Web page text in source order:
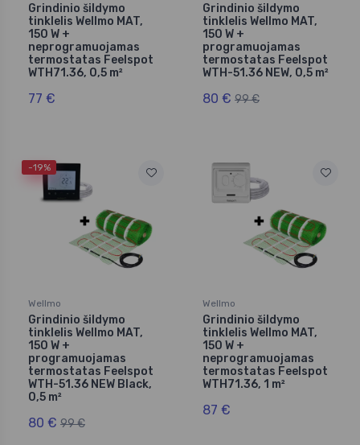
Grindinio šildymo
tinklelis Wellmo MAT,
150 W +
neprogramuojamas
termostatas Feelspot
WTH71.36, 0,5 m²
77 €
Grindinio šildymo
tinklelis Wellmo MAT,
150 W +
programuojamas
termostatas Feelspot
WTH-51.36 NEW, 0,5 m²
80 € 99 €
-19%
Wellmo
Grindinio šildymo
tinklelis Wellmo MAT,
150 W +
programuojamas
termostatas Feelspot
WTH-51.36 NEW Black,
0,5 m²
80 € 99 €
Wellmo
Grindinio šildymo
tinklelis Wellmo MAT,
150 W +
neprogramuojamas
termostatas Feelspot
WTH71.36, 1 m²
87 €